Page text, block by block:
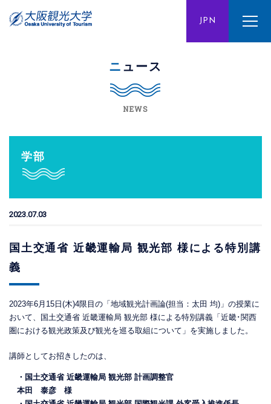
JPN
ENG CHN
ニュース
NEWS
学部
2023.07.03
国土交通省 近畿運輸局 観光部 様による特別講
義
2023年6月15日(木)4限目の「地域観光計画論(担当：太田 均)」の授業に
おいて、国土交通省 近畿運輸局 観光部 様による特別講義「近畿･関西
圏における観光政策及び観光を巡る取組について」を実施しました。
講師としてお招きしたのは、
・国土交通省 近畿運輸局 観光部 計画調整官
本田 泰彦 様